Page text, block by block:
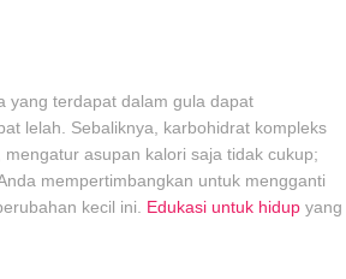
yang terdapat dalam gula dapat
lelah. Sebaliknya, karbohidrat kompleks
asupan kalori saja tidak cukup;
mempertimbangkan untuk mengganti
kecil ini. Edukasi untuk hidup yang